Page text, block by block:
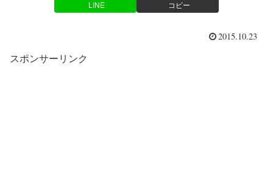
LINE コピー
2015.10.23
スポンサーリンク